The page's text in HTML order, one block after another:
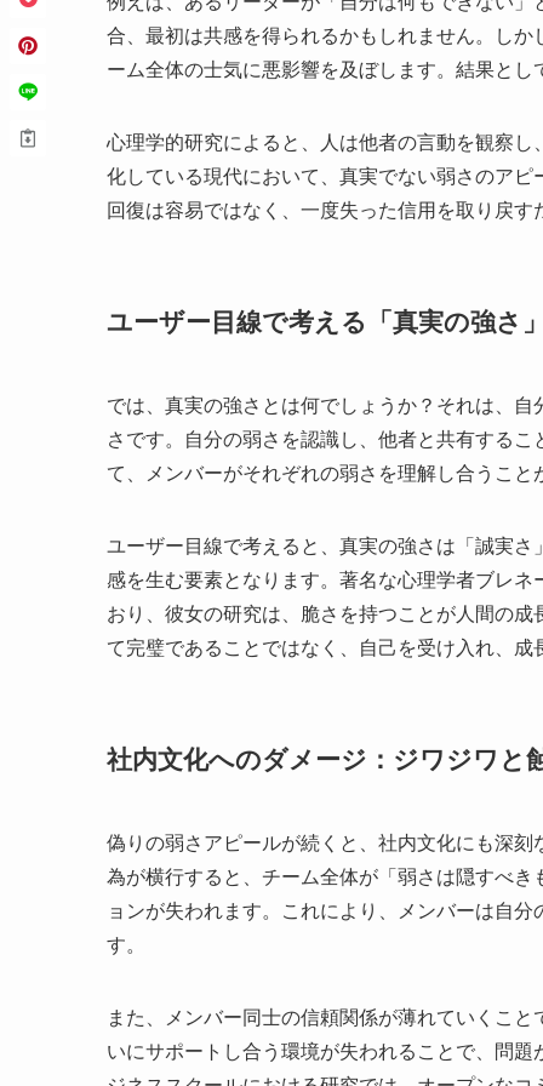
合、最初は共感を得られるかもしれません。し
ーム全体の士気に悪影響を及ぼします。結果と
心理学的研究によると、人は他者の言動を観察
化している現代において、真実でない弱さのア
回復は容易ではなく、一度失った信用を取り戻
ユーザー目線で考える「真実の強さ
では、真実の強さとは何でしょうか？それは、
さです。自分の弱さを認識し、他者と共有する
て、メンバーがそれぞれの弱さを理解し合うこ
ユーザー目線で考えると、真実の強さは「誠実
感を生む要素となります。著名な心理学者ブレ
おり、彼女の研究は、脆さを持つことが人間の
て完璧であることではなく、自己を受け入れ、成
社内文化へのダメージ：ジワジワと
偽りの弱さアピールが続くと、社内文化にも深
為が横行すると、チーム全体が「弱さは隠すべ
ョンが失われます。これにより、メンバーは自
す。
また、メンバー同士の信頼関係が薄れていくこ
いにサポートし合う環境が失われることで、問